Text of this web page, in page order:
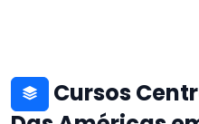
Cursos